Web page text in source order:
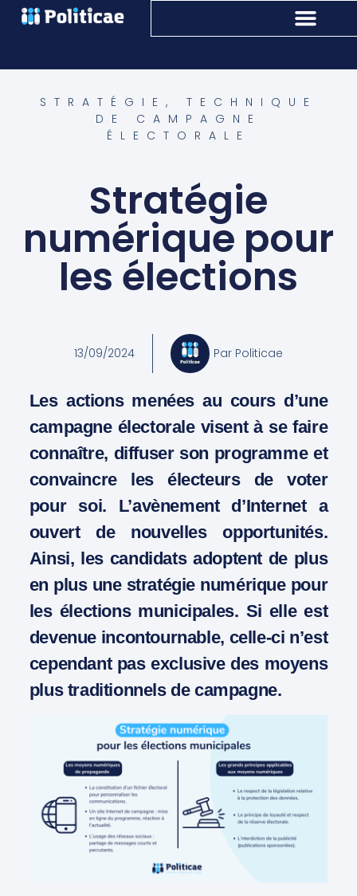
STRATÉGIE , TECHNIQUE
DE CAMPAGNE
ÉLECTORALE
Stratégie
numérique pour
les élections
13/09/2024 Par Politicae
Les actions menées au cours d’une
campagne électorale visent à se faire
connaître, diffuser son programme et
convaincre les électeurs de voter
pour soi. L’avènement d’Internet a
ouvert de nouvelles opportunités.
Ainsi, les candidats adoptent de plus
en plus une stratégie numérique pour
les élections municipales. Si elle est
devenue incontournable, celle-ci n’est
cependant pas exclusive des moyens
plus traditionnels de campagne.